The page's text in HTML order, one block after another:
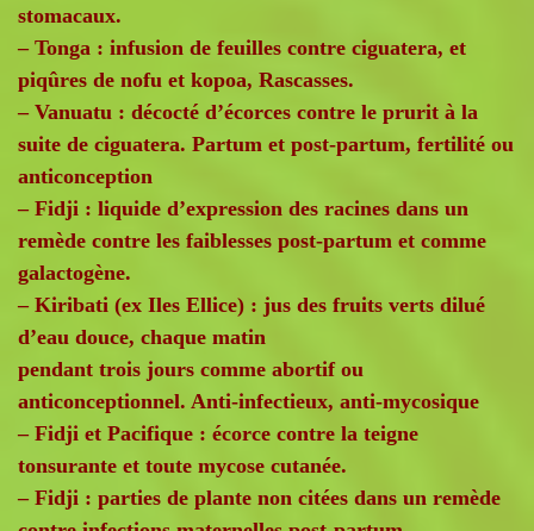
stomacaux.
– Tonga : infusion de feuilles contre ciguatera, et
piqûres de nofu et kopoa, Rascasses.
– Vanuatu : décocté d’écorces contre le prurit à la
suite de ciguatera. Partum et post-partum, fertilité ou
anticonception
– Fidji : liquide d’expression des racines dans un
remède contre les faiblesses post-partum et comme
galactogène.
– Kiribati (ex Iles Ellice) : jus des fruits verts dilué
d’eau douce, chaque matin
pendant trois jours comme abortif ou
anticonceptionnel. Anti-infectieux, anti-mycosique
– Fidji et Pacifique : écorce contre la teigne
tonsurante et toute mycose cutanée.
– Fidji : parties de plante non citées dans un remède